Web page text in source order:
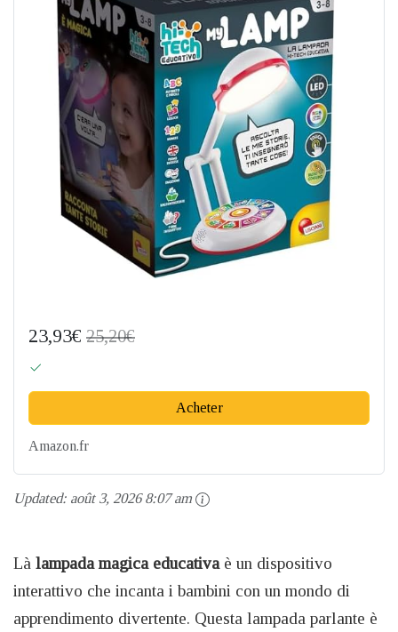
23,93€ 25,20€
Acheter
Amazon.fr
Updated: août 3, 2026 8:07 am
Là lampada magica educativa è un dispositivo
interattivo che incanta i bambini con un mondo di
apprendimento divertente. Questa lampada parlante è